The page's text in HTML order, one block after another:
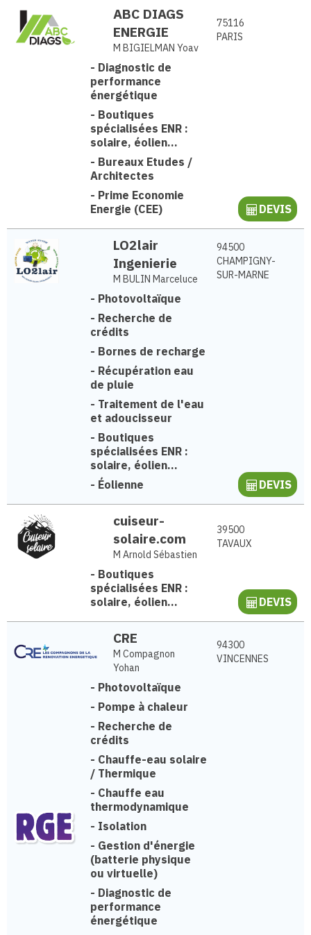
ABC DIAGS
ENERGIE
M BIGIELMAN Yoav
75116
PARIS
- Diagnostic de
performance
énergétique
- Boutiques
spécialisées ENR :
solaire, éolien...
- Bureaux Etudes /
Architectes
- Prime Economie
Energie (CEE)
DEVIS
LO2lair
Ingenierie
M BULIN Marceluce
94500
CHAMPIGNY-
SUR-MARNE
- Photovoltaïque
- Recherche de
crédits
- Bornes de recharge
- Récupération eau
de pluie
- Traitement de l'eau
et adoucisseur
- Boutiques
spécialisées ENR :
solaire, éolien...
- Éolienne DEVIS
cuiseur-
solaire.com
M Arnold Sébastien
39500
TAVAUX
- Boutiques
spécialisées ENR :
solaire, éolien...
DEVIS
CRE
M Compagnon
Yohan
94300
VINCENNES
- Photovoltaïque
- Pompe à chaleur
- Recherche de
crédits
- Chauffe-eau solaire
/ Thermique
- Chauffe eau
thermodynamique
- Isolation
- Gestion d'énergie
(batterie physique
ou virtuelle)
- Diagnostic de
performance
énergétique